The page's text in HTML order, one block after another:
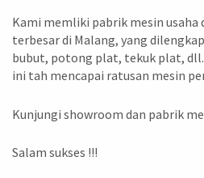
Kami memliki pabrik mesin usaha
terbesar di Malang, yang
bubut, potong plat, tekuk plat,
ini tah mencapai ratusan mesin
Kunjungi showroom dan pabrik
Salam sukses !!!